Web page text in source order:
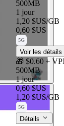
500MB
1 jour
1,20 $US/GB
0,60 $US
5G
Voir les détails
🎁 $0.60 +
500MB
1 jour
0,60 $US
1,20 $US/GB
5G
Détails